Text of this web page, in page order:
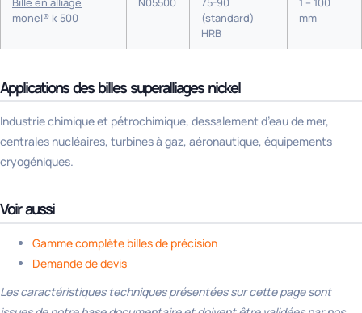
monel® k 500
(standard)
HRB
mm
Applications des billes superalliages nickel
Industrie chimique et pétrochimique, dessalement d’eau de mer,
centrales nucléaires, turbines à gaz, aéronautique, équipements
cryogéniques.
Voir aussi
Gamme complète billes de précision
Demande de devis
Les caractéristiques techniques présentées sur cette page sont